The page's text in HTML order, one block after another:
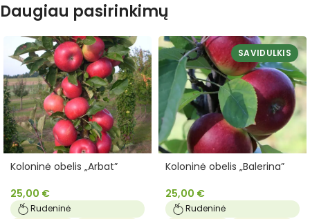
Daugiau pasirinkimų
Koloninė obelis „Arbat”
25,00 €
Rudeninė
SAVIDULKIS
Koloninė obelis „Balerina”
25,00 €
Rudeninė